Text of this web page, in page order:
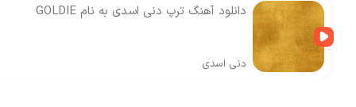
دانلود آهنگ ترپ دنی اسدی به نام GOLDIE
دنی اسدی